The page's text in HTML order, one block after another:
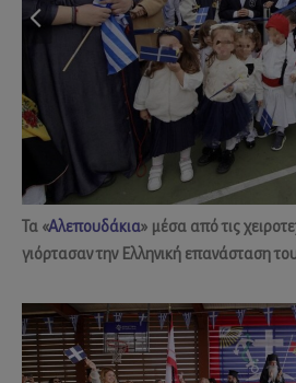
Τα «Αλεπουδάκια» μέσα από τις
γιόρτασαν την Ελληνική επανάσταση